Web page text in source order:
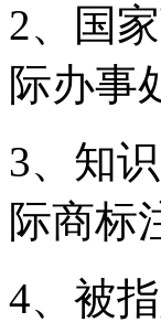
2、国
际办事
3、知
际商标
4、被